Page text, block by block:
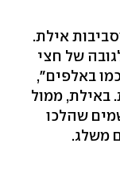
אילת.
של חצי
באלפים",
באילת, ממול
שהלכו
משלג.